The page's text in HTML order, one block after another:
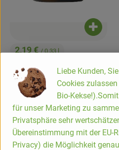
2,19 €/ 0,33 l
, Herkunft:
DV , Referenzpreis:
6,64 €/ l
Mehrweg
, Kontrollstelle:
Produkt zu Favouriten hinzufügen
Liebe Kunden,
Cookies
Bio-
für unser Marketing zu
Privatsphäre sehr
Übereinstimmung mit der EU-
Privacy) die Möglichkeit